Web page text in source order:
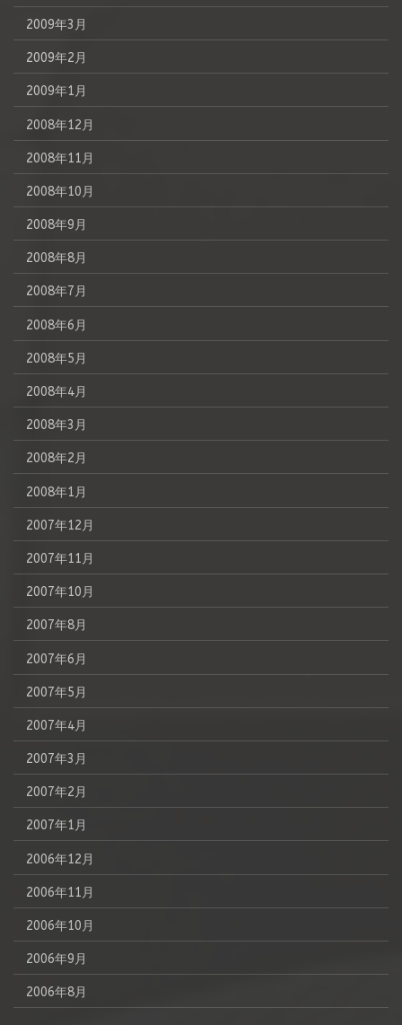
2009年3月
2009年2月
2009年1月
2008年12月
2008年11月
2008年10月
2008年9月
2008年8月
2008年7月
2008年6月
2008年5月
2008年4月
2008年3月
2008年2月
2008年1月
2007年12月
2007年11月
2007年10月
2007年8月
2007年6月
2007年5月
2007年4月
2007年3月
2007年2月
2007年1月
2006年12月
2006年11月
2006年10月
2006年9月
2006年8月